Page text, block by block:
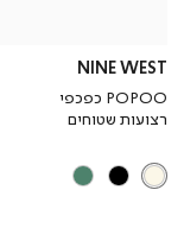
NINE WEST
POPOO כפכפי
רצועות שטוחים